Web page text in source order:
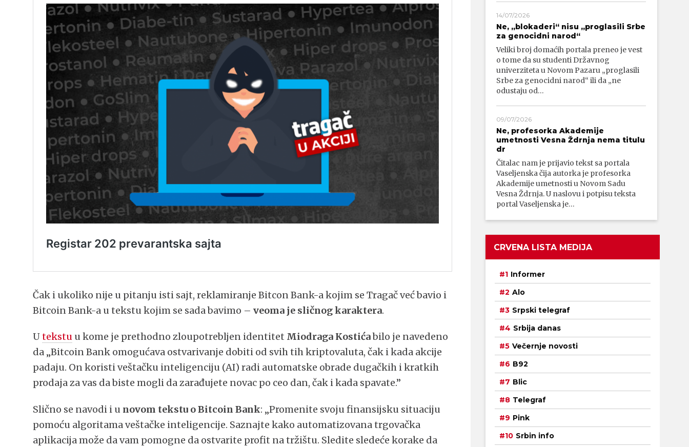
Čak i ukoliko nije u pitanju isti sajt, reklamiranje Bitcon Bank-a kojim se Tragač već bavio i
Bitcoin Bank-a u tekstu kojim se sada bavimo –veoma je sličnog karaktera.
Utekstu u kome je prethodno zloupotrebljen identitet Miodraga Kostićabilo je navedeno
da „Bitcoin Bank omogućava ostvarivanje dobiti od svih tih kriptovaluta, čak i kada akcije
padaju. On koristi veštačku inteligenciju (AI) radi automatske obrade dugačkih i kratkih
prodaja za vas da biste mogli da zarađujete novac po ceo dan, čak i kada spavate.”
Slično se navodi i u novom tekstu o Bitcoin Bank: „Promenite svoju finansijsku situaciju
pomoću algoritama veštačke inteligencije. Saznajte kako automatizovana trgovačka
aplikacija može da vam pomogne da ostvarite profit na tržištu. Sledite sledeće korake da
14/07/2026
Ne, „blokaderi“ nisu „proglasili Srbe
za genocidni narod“
Veliki broj domaćih portala preneo je vest
o tome da su studenti Državnog
univerziteta u Novom Pazaru „proglasili
Srbe za genocidni narod“ ili da „ne
odustaju od…
09/07/2026
Ne, profesorka Akademije
umetnosti Vesna Ždrnja nema titulu
dr
Čitalac nam je prijavio tekst sa portala
Vaseljenska čija autorka je profesorka
Akademije umetnosti u Novom Sadu
Vesna Ždrnja. U naslovu i potpisu teksta
portal Vaseljenska je…
CRVENA LISTA MEDIJA
Informer
Alo
Srpski telegraf
Srbija danas
Večernje novosti
B92
Blic
Telegraf
Pink
Srbin info